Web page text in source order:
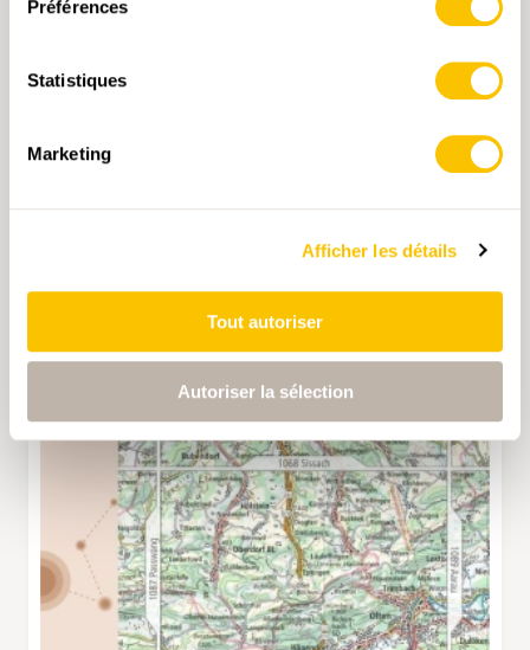
Préférences
Statistiques
Marketing
Afficher les détails
Tout autoriser
Autoriser la sélection